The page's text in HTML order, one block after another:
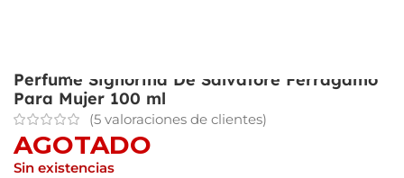
Perfume Signorina De Salvatore Ferragamo
Para Mujer 100 ml
(5 valoraciones de clientes)
AGOTADO
Sin existencias